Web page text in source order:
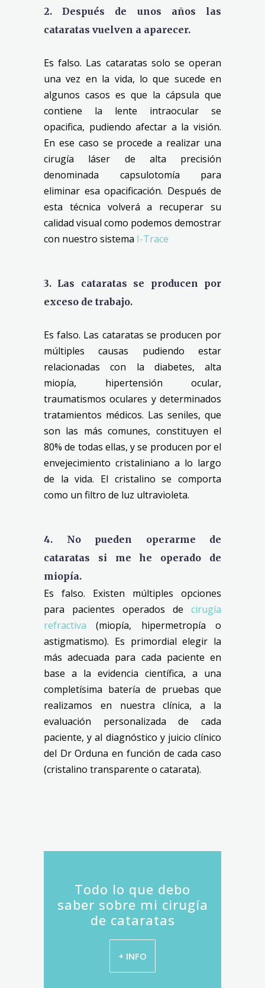
2. Después de unos años las
cataratas vuelven a aparecer.
Es falso. Las cataratas solo se operan
una vez en la vida, lo que sucede en
algunos casos es que la cápsula que
contiene la lente intraocular se
opacifica, pudiendo afectar a la visión.
En ese caso se procede a realizar una
cirugía láser de alta precisión
denominada capsulotomía para
eliminar esa opacificación. Después de
esta técnica volverá a recuperar su
calidad visual como podemos demostrar
con nuestro sistema I-Trace
3. Las cataratas se producen por
exceso de trabajo.
Es falso. Las cataratas se producen por
múltiples causas pudiendo estar
relacionadas con la diabetes, alta
miopía, hipertensión ocular,
traumatismos oculares y determinados
tratamientos médicos. Las seniles, que
son las más comunes, constituyen el
80% de todas ellas, y se producen por el
envejecimiento cristaliniano a lo largo
de la vida. El cristalino se comporta
como un filtro de luz ultravioleta.
4. No pueden operarme de
cataratas si me he operado de
miopía.
Es falso. Existen múltiples opciones
para pacientes operados de cirugía
refractiva (miopía, hipermetropía o
astigmatismo). Es primordial elegir la
más adecuada para cada paciente en
base a la evidencia científica, a una
completísima batería de pruebas que
realizamos en nuestra clínica, a la
evaluación personalizada de cada
paciente, y al diagnóstico y juicio clínico
del Dr Orduna en función de cada caso
(cristalino transparente o catarata).
Todo lo que debo
saber sobre mi cirugía
de cataratas
+ INFO